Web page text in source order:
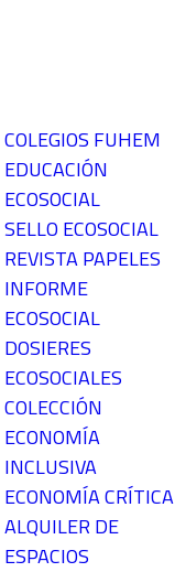
COLEGIOS FUHEM
EDUCACIÓN
ECOSOCIAL
SELLO ECOSOCIAL
REVISTA PAPELES
INFORME
ECOSOCIAL
DOSIERES
ECOSOCIALES
COLECCIÓN
ECONOMÍA
INCLUSIVA
ECONOMÍA CRÍTICA
ALQUILER DE
ESPACIOS